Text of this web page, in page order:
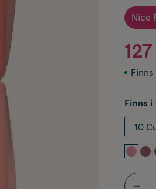
Nice
Finns
Finns
10